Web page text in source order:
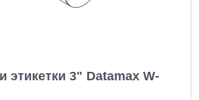
этикетки 3" Datamax W-